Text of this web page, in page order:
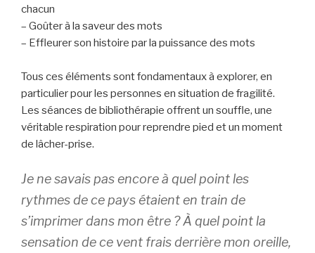
chacun
– Goûter à la saveur des mots
– Effleurer son histoire par la puissance des mots
Tous ces éléments sont fondamentaux à explorer, en
particulier pour les personnes en situation de fragilité.
Les séances de bibliothérapie offrent un souffle, une
véritable respiration pour reprendre pied et un moment
de lâcher-prise.
Je ne savais pas encore à quel point les
rythmes de ce pays étaient en train de
s’imprimer dans mon être ? À quel point la
sensation de ce vent frais derrière mon oreille,